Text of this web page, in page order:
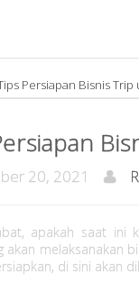
Persiapan Bisnis Trip
20, 2021
apakah saat ini
akan melaksanakan
di sini akan